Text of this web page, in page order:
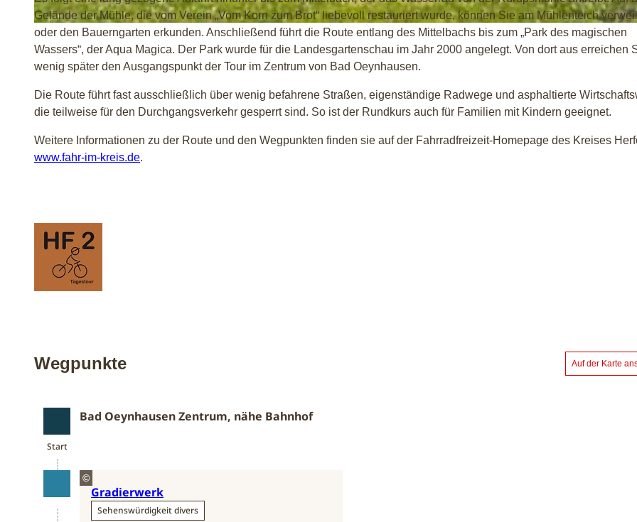
© Biologische Station Ravensberg im Kreis Herford e.V. |CC-BY-SA
Gelände der Mühle, die vom Verein „Vom Korn zum Brot“ liebevoll restauriert wurde, können Sie am Mühlenteich
oder den Bauerngarten erkunden. Anschließend führt die Route entlang des Mittelbachs bis zum „Park des magischen
Wassers“, der Aqua Magica. Der Park wurde für die Landesgartenschau im Jahr 2000 angelegt. Von dort aus erreichen
wenig später den Ausgangspunkt der Tour im Zentrum von Bad Oeynhausen.
Die Route führt fast ausschließlich über wenig befahrene Straßen, eigenständige Radwege und asphaltierte
die teilweise für den Durchgangsverkehr gesperrt sind. So ist der Rundkurs auch für Familien mit Kindern geeignet.
Weitere Informationen zu der Route und den Wegpunkten finden sie auf der Fahrradfreizeit-Homepage des Kreises
www.fahr-im-kreis.de.
Wegpunkte Auf der Karte
Start
Bad Oeynhausen Zentrum, nähe Bahnhof
©
Gradierwerk
Sehenswürdigkeit divers